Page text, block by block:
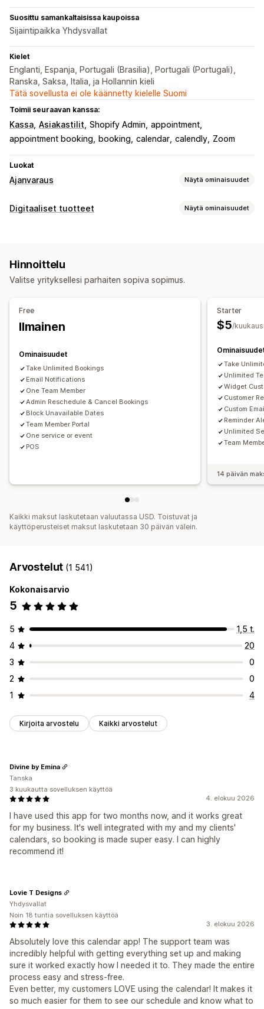
Suosittu samankaltaisissa kaupoissa
Sijaintipaikka Yhdysvallat
Kielet
Englanti, Espanja, Portugali (Brasilia), Portugali (Portugali),
Ranska, Saksa, Italia, ja Hollannin kieli
Tätä sovellusta ei ole käännetty kielelle Suomi
Toimii seuraavan kanssa:
Kassa Asiakastilit Shopify Admin appointment
appointment booking
booking calendar calendly Zoom
Luokat
Ajanvaraus Näytä ominaisuudet
Tapahtumatyyppi
Varausten hallinta
Kalenteri
Ajastaminen Aikavälit
Päivämäärien esto
Lippujen myynti
Tietojen synkronointi
Monikielisyys
Henkilöstön hallinnointi
Mukautukset
Varaussivut
Kalenteri-pienohjelma
Mukautetut liput
Mukautetut lomakkeet
Brändäys
Mukautettu CSS-koodi
Digitaaliset tuotteet Näytä ominaisuudet
Hinnoittelu
Valitse yrityksellesi parhaiten sopiva sopimus.
Free
Ilmainen
Ominaisuudet
Take Unlimited Bookings
Email Notifications
One Team Member
Admin Reschedule & Cancel Bookings
Block Unavailable Dates
Team Member Portal
One service or event
POS
Starter
$5/
Take
Unlimited
Widget
Customer
Custom
Reminder
Unlimited
Team
14 päivän
Kaikki maksut laskutetaan valuutassa USD. Toistuvat ja
käyttöperusteiset maksut laskutetaan 30 päivän välein.
Arvostelut (1 541)
Kokonaisarvio
5
5
1,5 t.
4
20
3
0
2
0
1
4
Kirjoita arvostelu Kaikki arvostelut
4. elokuu 2026
I have used this app for two months now, and it works great
for my business. It's well integrated with my and my clients'
calendars, so booking is made super easy. I can highly
recommend it!
Divine by Emina
Tanska
3 kuukautta sovelluksen käyttöä
3. elokuu 2026
Absolutely love this calendar app! The support team was
incredibly helpful with getting everything set up and making
sure it worked exactly how I needed it to. They made the entire
process easy and stress-free.
Even better, my customers LOVE using the calendar! It makes it
so much easier for them to see our schedule and know what to
Lovie T Designs
Yhdysvallat
Noin 18 tuntia sovelluksen käyttöä